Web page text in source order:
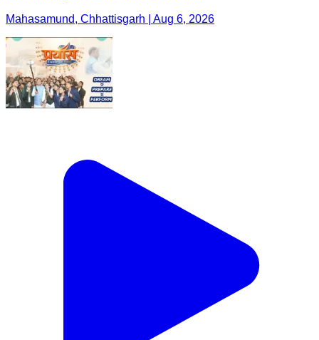
Mahasamund, Chhattisgarh | Aug 6, 2026